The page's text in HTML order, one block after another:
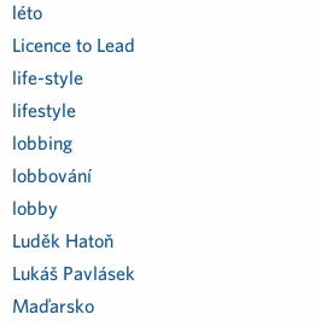
léto
Licence to Lead
life-style
lifestyle
lobbing
lobbování
lobby
Luděk Hatoň
Lukáš Pavlásek
Maďarsko